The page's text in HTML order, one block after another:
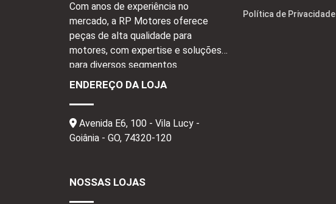
Com anos de experiência no
mercado, a RP Motores oferece
peças de alta qualidade para
motores, com expertise e soluções
para diversos segmentos.
ENDEREÇO DA LOJA
Avenida E6, 100 - Vila Lucy -
Goiânia - GO, 74320-120
Política de Privacidade
NOSSAS LOJAS